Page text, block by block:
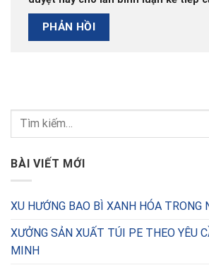
BÀI VIẾT MỚI
XU HƯỚNG BAO BÌ XANH HÓA TRONG
XƯỞNG SẢN XUẤT TÚI PE THEO YÊU
MINH